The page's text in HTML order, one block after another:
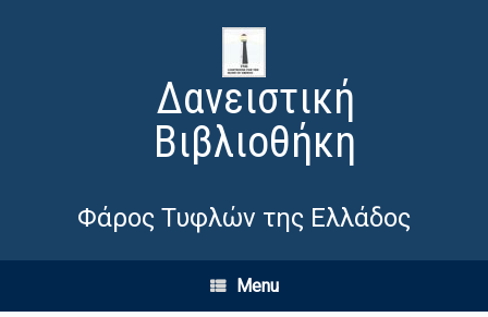
Δανειστική
Βιβλιοθήκη
Φάρος Τυφλών της Ελλάδος
Menu